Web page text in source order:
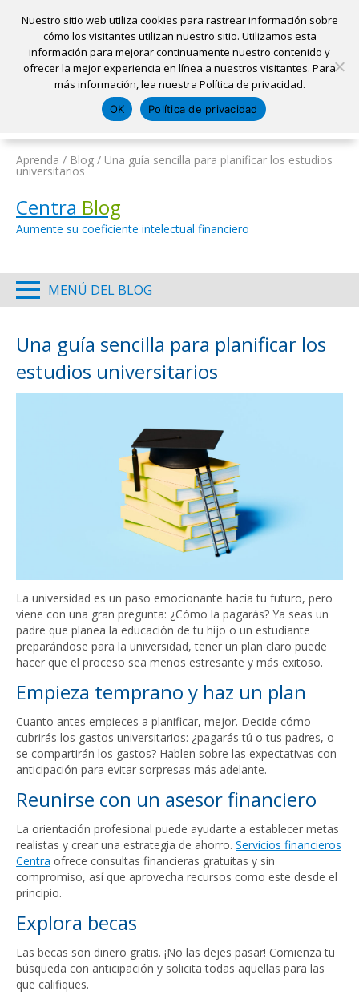
Ubicaciones Sacar una cita Solicitar un préstamo
Pagar mi préstamo Abrir una cuenta
Iniciar sesión
Inicio
Aprenda / Blog / Una guía sencilla para planificar los estudios
universitarios
Centra Blog
Aumente su coeficiente intelectual financiero
MENÚ DEL BLOG
Una guía sencilla para planificar los
estudios universitarios
La universidad es un paso emocionante hacia tu futuro, pero
viene con una gran pregunta: ¿Cómo la pagarás? Ya seas un
padre que planea la educación de tu hijo o un estudiante
preparándose para la universidad, tener un plan claro puede
hacer que el proceso sea menos estresante y más exitoso.
Empieza temprano y haz un plan
Cuanto antes empieces a planificar, mejor. Decide cómo
cubrirás los gastos universitarios: ¿pagarás tú o tus padres, o
se compartirán los gastos? Hablen sobre las expectativas con
anticipación para evitar sorpresas más adelante.
Reunirse con un asesor financiero
La orientación profesional puede ayudarte a establecer metas
realistas y crear una estrategia de ahorro. Servicios financieros
Centra ofrece consultas financieras gratuitas y sin
compromiso, así que aprovecha recursos como este desde el
principio.
Explora becas
Las becas son dinero gratis. ¡No las dejes pasar! Comienza tu
búsqueda con anticipación y solicita todas aquellas para las
que califiques.
Nuestro sitio web utiliza cookies para rastrear información sobre
cómo los visitantes utilizan nuestro sitio. Utilizamos esta
información para mejorar continuamente nuestro contenido y
ofrecer la mejor experiencia en línea a nuestros visitantes. Para
más información, lea nuestra Política de privacidad.
OK Política de privacidad